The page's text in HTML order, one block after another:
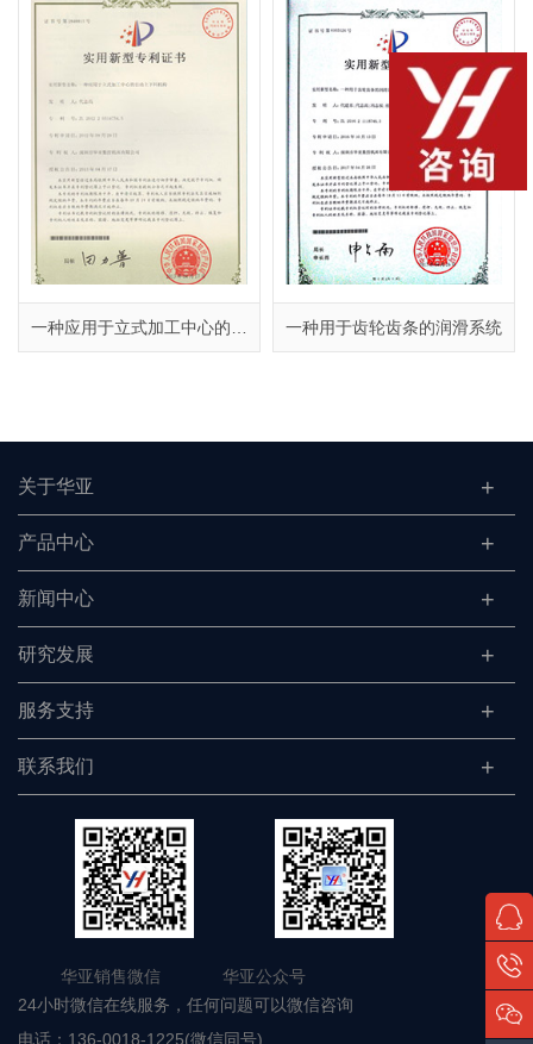
一种应用于立式加工中心的上下料机构 一种用于齿轮齿条的润滑系统
关于华亚
产品中心
新闻中心
研究发展
服务支持
联系我们
华亚销售微信 华亚公众号
24小时微信在线服务，任何问题可以微信咨询
电话： 136-0018-1225(微信同号)